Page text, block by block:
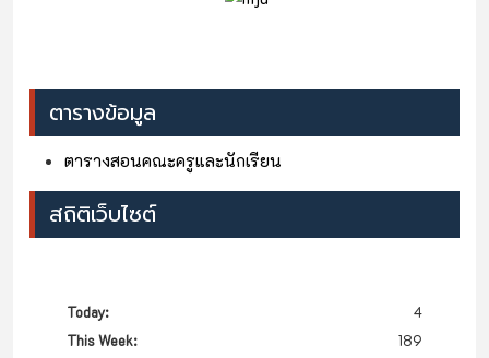
ตารางข้อมูล
ตารางสอนคณะครูและนักเรียน
สถิติเว็บไซต์
Today:
4
This Week:
189